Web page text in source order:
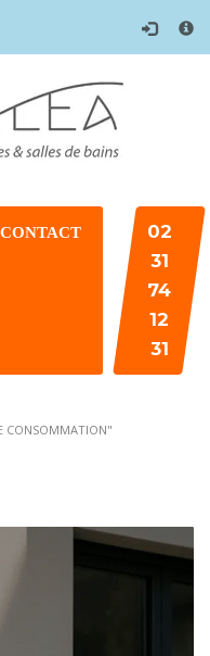
×
CONTACT
02
31
74
12
31
CONSOMMATION"